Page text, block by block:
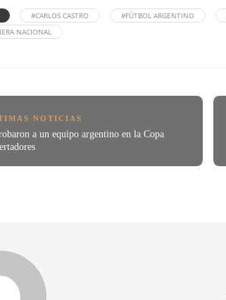
#CARLOS CASTRO #FÚTBOL ARGENTINO
NACIONAL
NOTICIAS
a un equipo argentino en la Copa